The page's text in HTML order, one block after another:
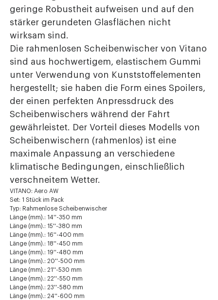
geringe Robustheit aufweisen und auf den
stärker gerundeten Glasflächen nicht
wirksam sind.
Die rahmenlosen Scheibenwischer von Vitano
sind aus hochwertigem, elastischem Gummi
unter Verwendung von Kunststoffelementen
hergestellt; sie haben die Form eines Spoilers,
der einen perfekten Anpressdruck des
Scheibenwischers während der Fahrt
gewährleistet. Der Vorteil dieses Modells von
Scheibenwischern (rahmenlos) ist eine
maximale Anpassung an verschiedene
klimatische Bedingungen, einschließlich
verschneitem Wetter.
VITANO: Aero AW
Set: 1 Stück im Pack
Typ: Rahmenlose Scheibenwischer
Länge (mm).: 14''-350 mm
Länge (mm).: 15''-380 mm
Länge (mm).: 16''-400 mm
Länge (mm).: 18''-450 mm
Länge (mm).: 19''-480 mm
Länge (mm).: 20''-500 mm
Länge (mm).: 21''-530 mm
Länge (mm).: 22''-550 mm
Länge (mm).: 23''-580 mm
Länge (mm).: 24''-600 mm